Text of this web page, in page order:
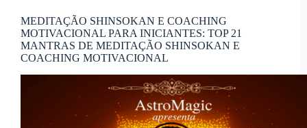
MEDITAÇÃO SHINSOKAN E COACHING
MOTIVACIONAL PARA INICIANTES: TOP 21
MANTRAS DE MEDITAÇÃO SHINSOKAN E
COACHING MOTIVACIONAL